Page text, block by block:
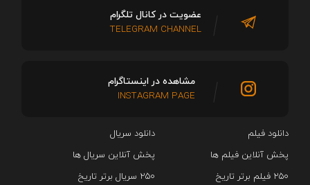
دانلود فیلم
دانلود سریال‌
پخش آنلاین فیلم ها
پخش آنلاین سریال ها
۲۵۰ فیلم برتر تاریخ
۲۵۰ سریال برتر تاریخ
عضویت در کانال تلگرام
TELEGRAM CHANNEL
مشاهده در اینستاگرام
INSTAGRAM PAGE